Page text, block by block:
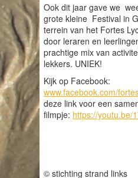
Ook dit jaar gave we
grote kleine Festival in
terrein van het Fortes
door leraren en
prachtige mix van
lekkers. UNIEK!
Kijk op Facebook:
www.facebook.com/
deze link voor een
filmpje: https://youtu.be/
© stichting strand links